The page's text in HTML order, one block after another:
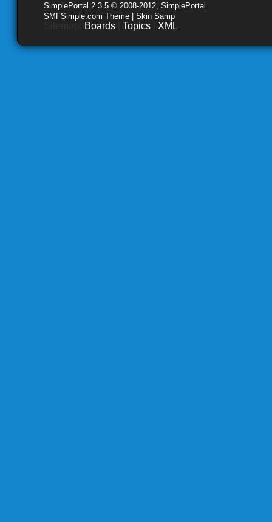
SimplePortal 2.3.5 © 2008-2012, SimplePortal
SMFSimple.com Theme | Skin Samp
Boards Topics XML